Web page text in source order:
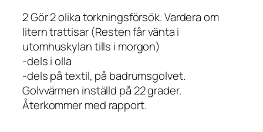
2 Gör 2 olika torkningsförsök. Vardera om
litern trattisar (Resten får vänta i
utomhuskylan tills i morgon)
-dels i olla
-dels på textil, på badrumsgolvet.
Golvvärmen inställd på 22 grader.
Återkommer med rapport.